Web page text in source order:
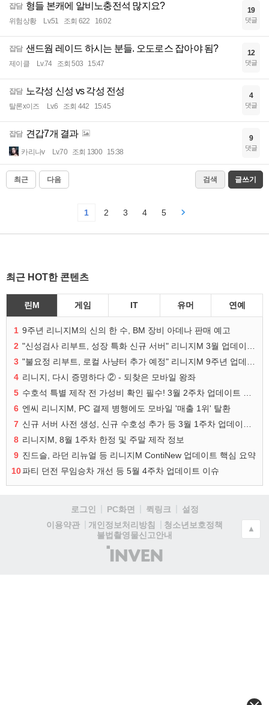
잡담 형들 본캐에 알비노충전석 많지요?
위험상황 Lv.51 조회 622 16:02
19
댓글
잡담 샌드웜 레이드 하시는 분들. 오도로스 잡아야 됨?
제이클 Lv.74 조회 503 15:47
12
댓글
잡담 노각성 신성 vs 각성 전성
탈론x이즈 Lv.6 조회 442 15:45
4
댓글
잡담 견갑7개 결과
카리나v Lv.70 조회 1300 15:38
9
댓글
최근 다음 검색 글쓰기
1 2 3 4 5
최근 HOT한 콘텐츠
린M 게임 IT 유머 연예
1 9주년 리니지M의 신의 한 수, BM 장비 아데나 판매 예고
2
3
4 리니지, 다시 증명하다 ② - 되찾은 모바일 왕좌
5
6 엔씨 리니지M, PC 결제 병행에도 모바일 '매출 1위' 탈환
7
8 리니지M, 8월 1주차 한정 및 주말 제작 정보
9 진드슬, 라던 리뉴얼 등 리니지M ContiNew 업데이트 핵심 요약
10파티 던전 무임승차 개선 등 5월 4주차 업데이트 이슈
로그인 PC화면 퀵링크
설정
이용약관
개인정보처리방침
청소년보호정책
불법촬영물신고안내
(주)
인
▲